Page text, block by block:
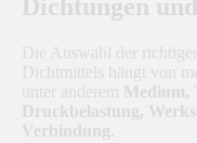
Dichtungen
Die Auswahl der
Dichtmittels hängt von
unter anderem Medium,
Druckbelastung,
Verbindung